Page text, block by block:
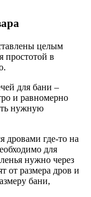
целым
простотой в
для бани –
и равномерно
нужную
дровами где-то на
для
нужно через
от размера дров и
бани,